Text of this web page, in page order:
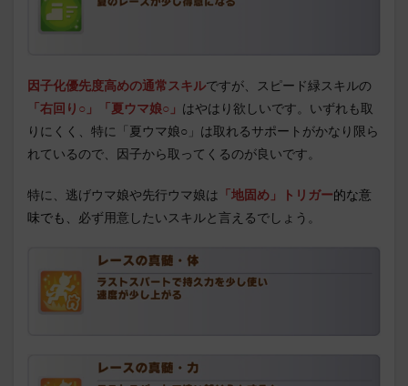
因子化優先度高めの通常スキルですが、スピード緑スキルの
「右回り○」「夏ウマ娘○」 はやはり欲しいです。いずれも取
りにくく、特に「夏ウマ娘○」は取れるサポートがかなり限ら
れているので、因子から取ってくるのが良いです。
特に、逃げウマ娘や先行ウマ娘は 「地固め」トリガー的な意
味でも、 必ず用意したいスキルと言えるでしょう。